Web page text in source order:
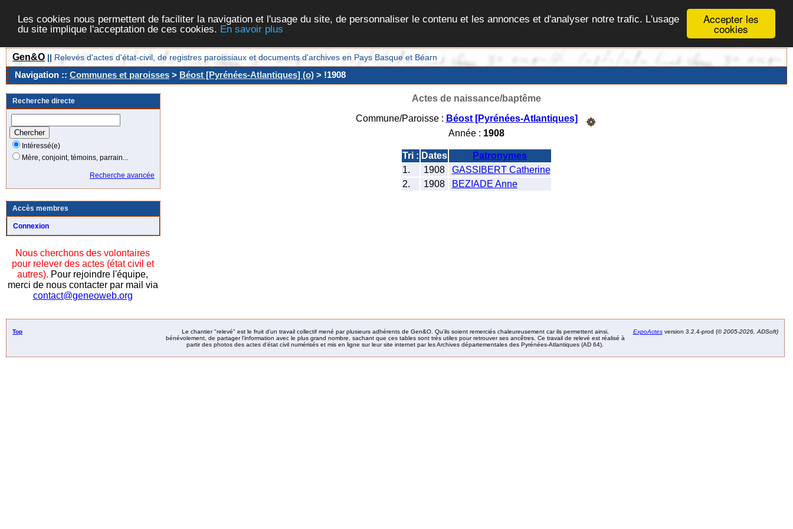
Accepter les
cookies
Les cookies nous permettent de faciliter la navigation et l'usage du site, de personnaliser le contenu et les annonces et d'analyser notre trafic. L'usage
du site implique l'acceptation de ces cookies. En savoir plus
Gen&O || Relevés d'actes d'état-civil, de registres paroissiaux et documents d'archives en Pays Basque et Béarn
Navigation :: Communes et paroisses > Béost [Pyrénées-Atlantiques] (o) > !1908
Recherche directe
Intéressé(e)
Mère, conjoint, témoins, parrain...
Recherche avancée
Accès membres
Connexion
Nous cherchons des volontaires
pour relever des actes (état civil et
autres). Pour rejoindre l'équipe,
merci de nous contacter par mail via
contact@geneoweb.org
Actes de naissance/baptême
Commune/Paroisse : Béost [Pyrénées-Atlantiques]
Année : 1908
Tri : Dates
Patronymes
1.
1908
GASSIBERT Catherine
2.
1908 BEZIADE Anne
Top
Le chantier "relevé" est le fruit d’un travail collectif mené par plusieurs adhérents de Gen&O. Qu’ils soient remerciés chaleureusement car ils permettent ainsi,
bénévolement, de partager l’information avec le plus grand nombre, sachant que ces tables sont très utiles pour retrouver ses ancêtres. Ce travail de relevé est réalisé à
partir des photos des actes d’état civil numérisés et mis en ligne sur leur site internet par les Archives départementales des Pyrénées-Atlantiques (AD 64).
ExpoActesversion 3.2.4-prod (©2005-2026, ADSoft)